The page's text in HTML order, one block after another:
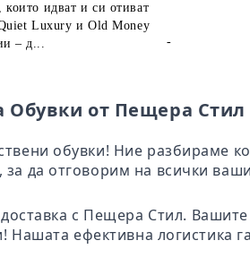
идват и си отиват
Luxury и Old Money
– д...
-
Обувки от Пещера Стил
обувки! Ние разбираме
да отговорим на всички
с Пещера Стил.
ефективна логистика